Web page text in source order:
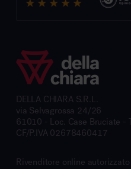
DELLA CHIARA S.R.L.
via Selvagrossa 24/26
61010 - Loc. Case Bruciate -
CF/P.IVA 02678460417
Rivenditore online autorizzato